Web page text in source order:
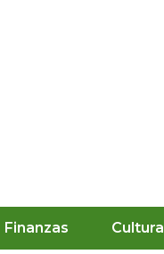
Finanzas Cultura